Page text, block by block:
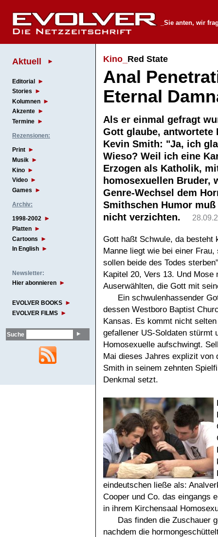
_Sie anten, wir
Aktuell
Editorial
Stories
Kolumnen
Akzente
Termine
Rezensionen:
Print
Musik
Kino
Video
Games
Archiv:
1998-2002
Platten
Cartoons
In English
Newsletter:
Hier abonnieren
EVOLVER BOOKS
EVOLVER FILMS
Suche
Kino_ Red State
Anal
Eternal
Als er einmal gefragt
Gott glaube, antwortete
Kevin Smith: "Ja, ich
Wieso? Weil ich eine
Erzogen als Katholik,
homosexuellen Bruder,
Genre-Wechsel dem
Smithschen Humor
nicht verzichten.
Gott haßt Schwule, da besteht
Manne liegt wie bei einer
sollen beide des Todes
Kapitel 20, Vers 13. Und
Auserwählten, die Gott mit
Ein schwulenhassender
dessen Westboro Baptist
Kansas. Es kommt nicht
gefallener US-Soldaten stürmt
Homosexuelle aufschwingt.
Mai dieses Jahres explizit von
Smith in seinem zehnten
Denkmal setzt.
eindeutschen ließe als:
Cooper und Co. das eingangs
in ihrem Kirchensaal
Das finden die Zuschauer
nachdem die